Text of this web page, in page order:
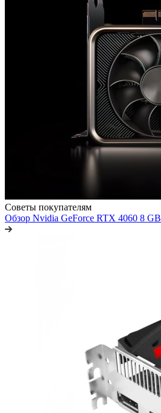
Советы покупателям
Обзор Nvidia GeForce RTX 4060 8 GB